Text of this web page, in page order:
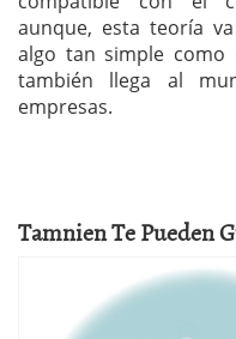
aunque, esta teoría
algo tan simple como
también llega al
empresas.
Tamnien Te Pueden